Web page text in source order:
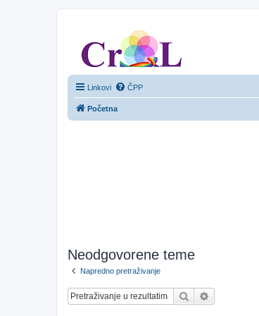
Linkovi ČPP
Početna
Neodgovorene teme
Napredno pretraživanje
Pretražnik